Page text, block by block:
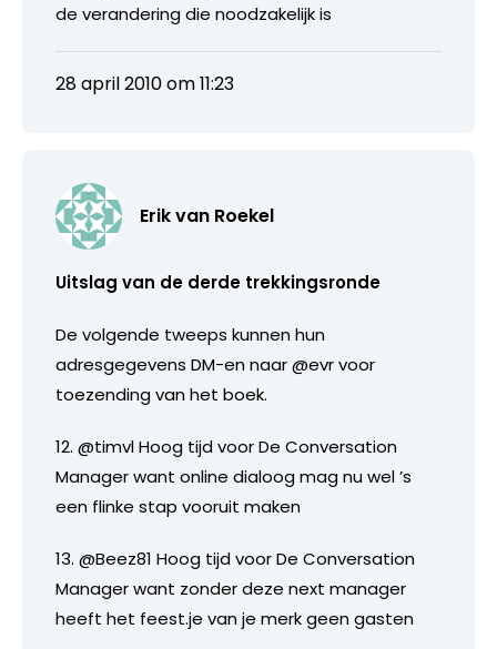
de verandering die noodzakelijk is
28 april 2010 om 11:23
Erik van Roekel
Uitslag van de derde trekkingsronde
De volgende tweeps kunnen hun
adresgegevens DM-en naar @evr voor
toezending van het boek.
12. @timvl Hoog tijd voor De Conversation
Manager want online dialoog mag nu wel ’s
een flinke stap vooruit maken
13. @Beez81 Hoog tijd voor De Conversation
Manager want zonder deze next manager
heeft het feest.je van je merk geen gasten